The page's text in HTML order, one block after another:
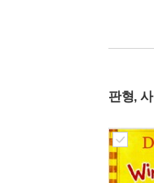
판형,